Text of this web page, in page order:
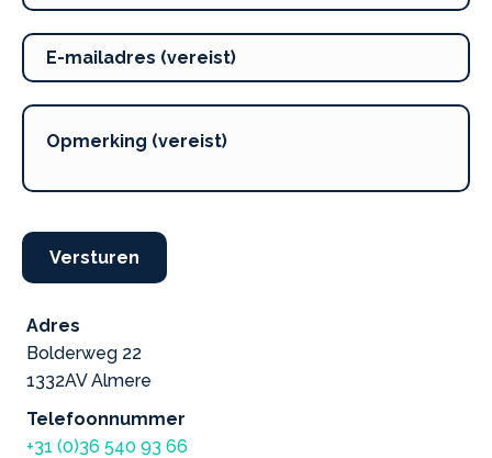
Versturen
Adres
Bolderweg 22
1332AV Almere
Telefoonnummer
+31 (0)36 540 93 66